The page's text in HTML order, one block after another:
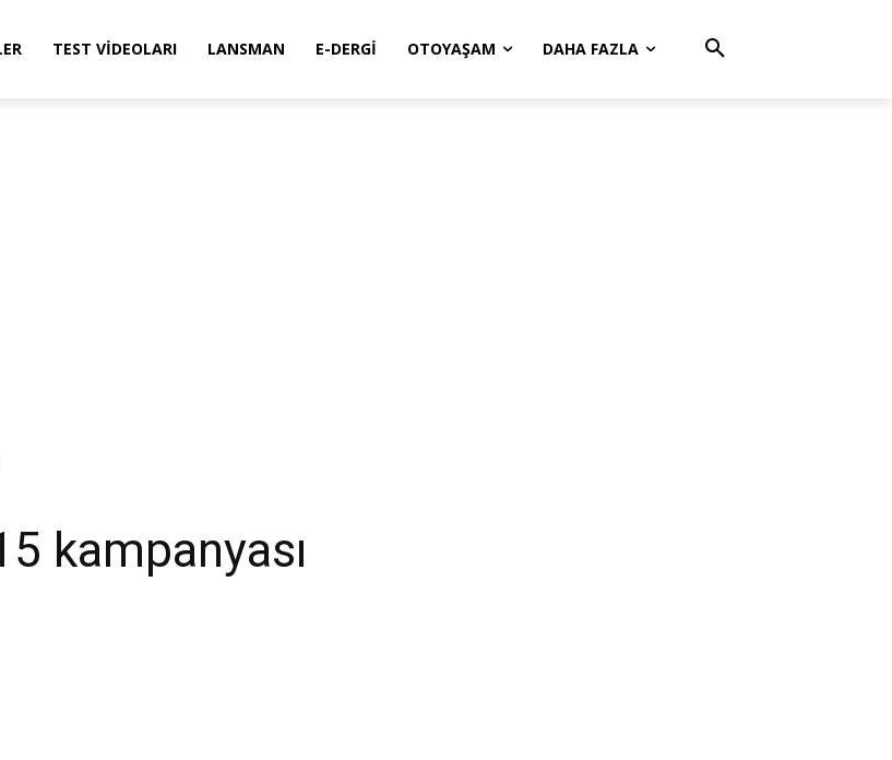
TEST VIDEOLARI LANSMAN E-DERGI OTOYAŞAM DAHA FAZLA
kampanyası